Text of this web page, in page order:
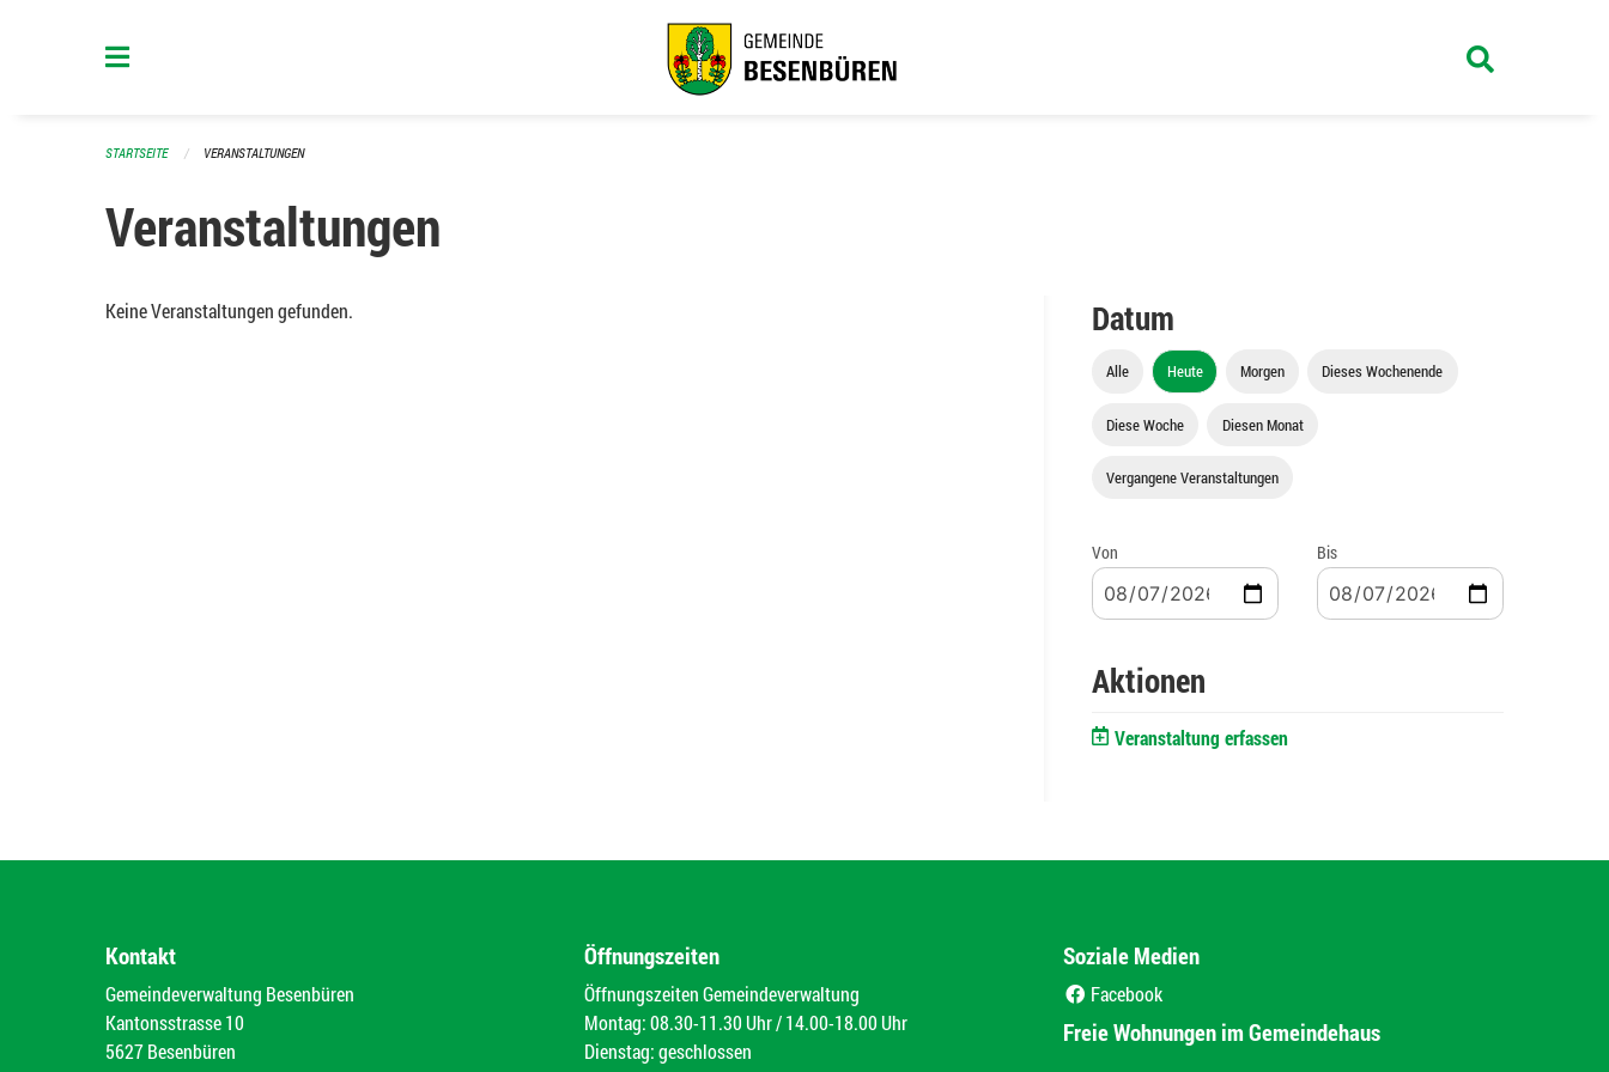
STARTSEITE VERANSTALTUNGEN
Veranstaltungen
Keine Veranstaltungen gefunden. Datum
Alle Heute Morgen Dieses Wochenende
Diese Woche Diesen Monat
Vergangene Veranstaltungen
Von Bis
Aktionen
Veranstaltung erfassen
Kontakt
Gemeindeverwaltung Besenbüren
Kantonsstrasse 10
5627 Besenbüren
Öffnungszeiten
Öffnungszeiten Gemeindeverwaltung
Montag: 08.30-11.30 Uhr / 14.00-18.00 Uhr
Dienstag: geschlossen
Soziale Medien
Facebook
Freie Wohnungen im Gemeindehaus